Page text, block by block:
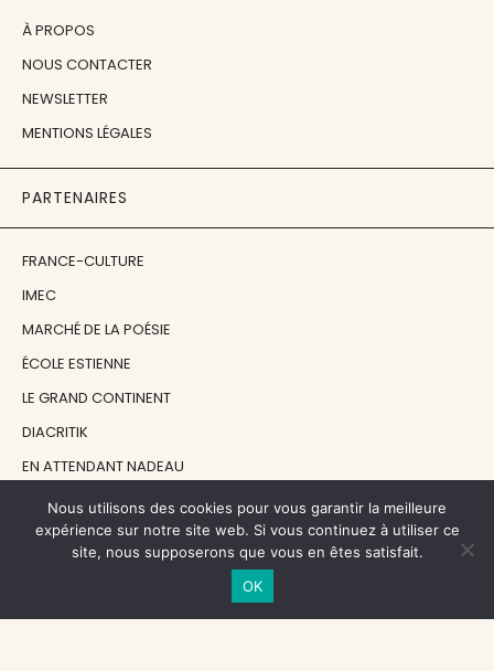
À PROPOS
NOUS CONTACTER
NEWSLETTER
MENTIONS LÉGALES
PARTENAIRES
FRANCE-CULTURE
IMEC
MARCHÉ DE LA POÉSIE
ÉCOLE ESTIENNE
LE GRAND CONTINENT
DIACRITIK
EN ATTENDANT NADEAU
NOS SOUTIENS
Nous utilisons des cookies pour vous garantir la meilleure
expérience sur notre site web. Si vous continuez à utiliser ce
site, nous supposerons que vous en êtes satisfait.
OK